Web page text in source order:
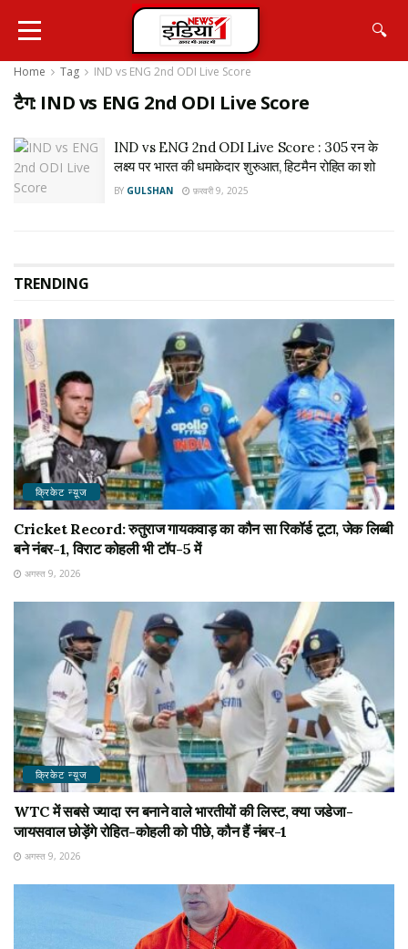
🔍
Home Tag IND vs ENG 2nd ODI Live Score
टैग: IND vs ENG 2nd ODI Live Score
IND vs ENG 2nd ODI Live Score : 305 रन के
लक्ष्य पर भारत की धमाकेदार शुरुआत, हिटमैन रोहित का शो
BY GULSHAN फ़रवरी 9, 2025
TRENDING
क्रिकेट न्यू़ज
Cricket Record: रुतुराज गायकवाड़ का कौन सा रिकॉर्ड टूटा, जेक लिब्बी
बने नंबर-1, विराट कोहली भी टॉप-5 में
अगस्त 9, 2026
क्रिकेट न्यू़ज
WTC में सबसे ज्यादा रन बनाने वाले भारतीयों की लिस्ट, क्या जडेजा-
जायसवाल छोड़ेंगे रोहित-कोहली को पीछे, कौन हैं नंबर-1
अगस्त 9, 2026